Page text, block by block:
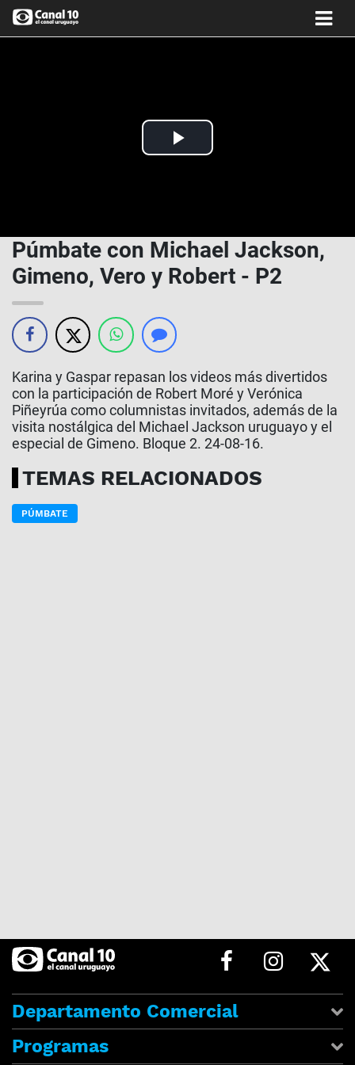
Play
Púmbate con Michael Jackson,
Gimeno, Vero y Robert - P2
Karina y Gaspar repasan los videos más divertidos
con la participación de Robert Moré y Verónica
Piñeyrúa como columnistas invitados, además de la
visita nostálgica del Michael Jackson uruguayo y el
especial de Gimeno. Bloque 2. 24-08-16.
TEMAS RELACIONADOS
PÚMBATE
Departamento Comercial
Programas